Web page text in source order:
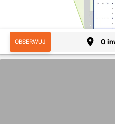
OBSERWUJ O